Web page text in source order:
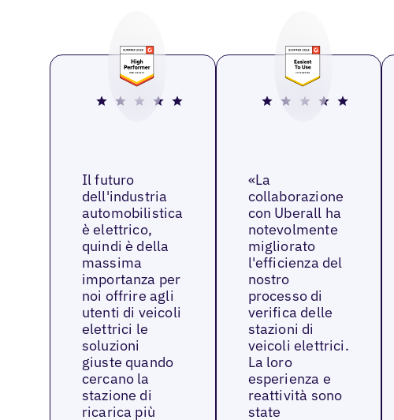
Il futuro
dell'industria
automobilistica
è elettrico,
quindi è della
massima
importanza per
noi offrire agli
utenti di veicoli
elettrici le
soluzioni
giuste quando
cercano la
stazione di
ricarica più
«La
collaborazione
con Uberall ha
notevolmente
migliorato
l'efficienza del
nostro
processo di
verifica delle
stazioni di
veicoli elettrici.
La loro
esperienza e
reattività sono
state